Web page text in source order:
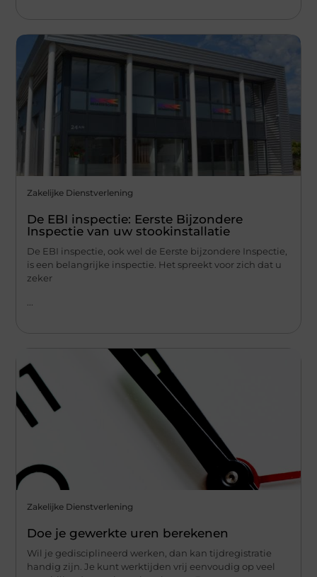
Zakelijke Dienstverlening
De EBI inspectie: Eerste Bijzondere
Inspectie van uw stookinstallatie
De EBI inspectie, ook wel de Eerste bijzondere Inspectie,
is een belangrijke inspectie. Het spreekt voor zich dat u
zeker
Zakelijke Dienstverlening
Doe je gewerkte uren berekenen
Wil je gedisciplineerd werken, dan kan tijdregistratie
handig zijn. Je kunt werktijden vrij eenvoudig op veel